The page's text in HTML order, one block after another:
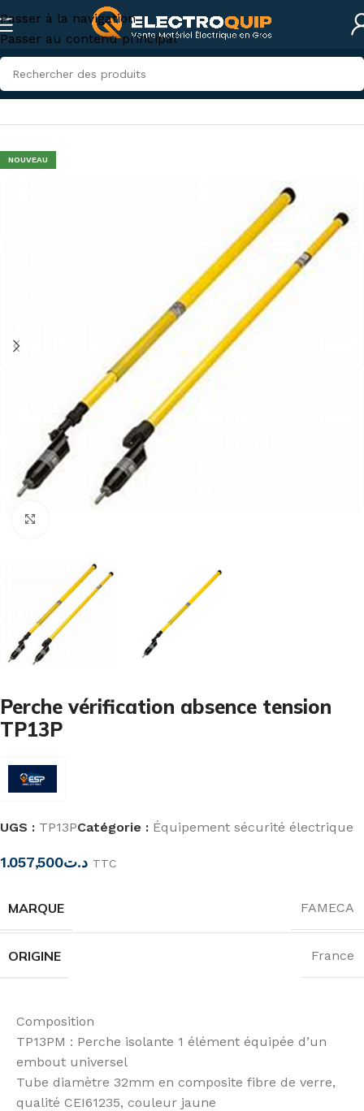
Passer à la navigation
Passer au contenu principal
Accueil/Sécurité/Équipement sécurité électrique
NOUVEAU
Perche vérification absence tension
TP13P
UGS : TP13PCatégorie : Équipement sécurité électrique
د.ت1.057,500 TTC
MARQUE FAMECA
ORIGINE France
Composition
TP13PM : Perche isolante 1 élément équipée d’un
embout universel
Tube diamètre 32mm en composite fibre de verre,
qualité CEI61235, couleur jaune